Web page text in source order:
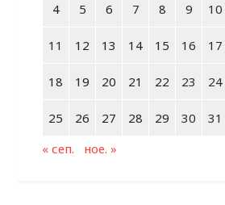
4 5 6 7 8 9 10
11 12 13 14 15 16 17
18 19 20 21 22 23 24
25 26 27 28 29 30
31
« сеп.
ное. »